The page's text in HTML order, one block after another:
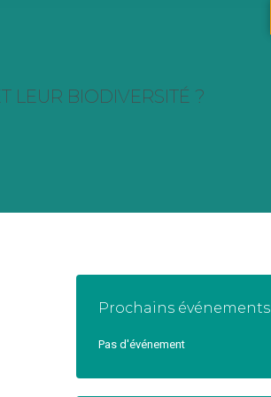
LEUR BIODIVERSITÉ ?
Prochains événements
Pas d'événement